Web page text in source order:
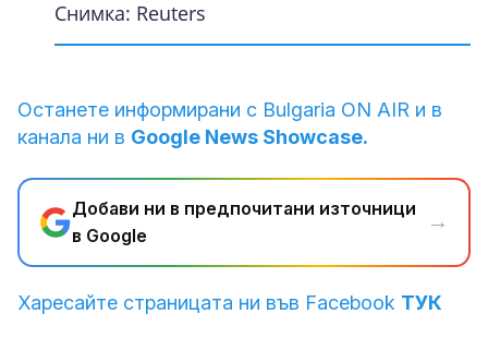
Снимка: Reuters
Снимка: Reuters
Снимка: Reuters
Снимка: Reuters
Снимка: Reuters
Снимка: Reuters
Снимка: Reuters
Снимка: Reuters
Останете информирани с Bulgaria ON AIR и в
канала ни в Google News Showcase.
Добави ни в предпочитани източници
в Google
→
Харесайте страницата ни във Facebook ТУК